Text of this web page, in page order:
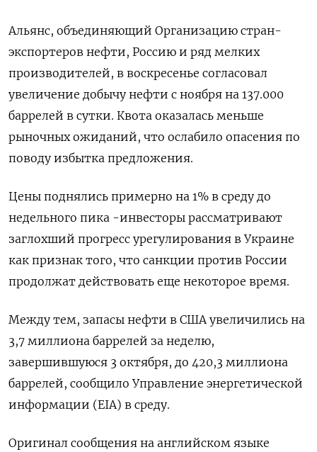
Альянс, объединяющий Организацию стран-
экспортеров нефти, Россию и ряд мелких
производителей, в воскресенье согласовал
увеличение добычу нефти с ноября на 137.000
баррелей в сутки. Квота оказалась меньше
рыночных ожиданий, что ослабило опасения по
поводу избытка предложения.
Цены поднялись примерно на 1% в среду до
недельного пика -инвесторы рассматривают
заглохший прогресс урегулирования в Украине
как признак того, что санкции против России
продолжат действовать еще некоторое время.
Между тем, запасы нефти в США увеличились на
3,7 миллиона баррелей за неделю,
завершившуюся 3 октября, до 420,3 миллиона
баррелей, сообщило Управление энергетической
информации (EIA) в среду.
Оригинал сообщения на английском языке